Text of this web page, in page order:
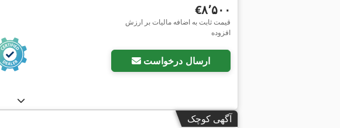
‎€۸٬۵۰۰
قیمت ثابت به اضافه مالیات بر ارزش
افزوده
ارسال درخواست
آگهی کوچک